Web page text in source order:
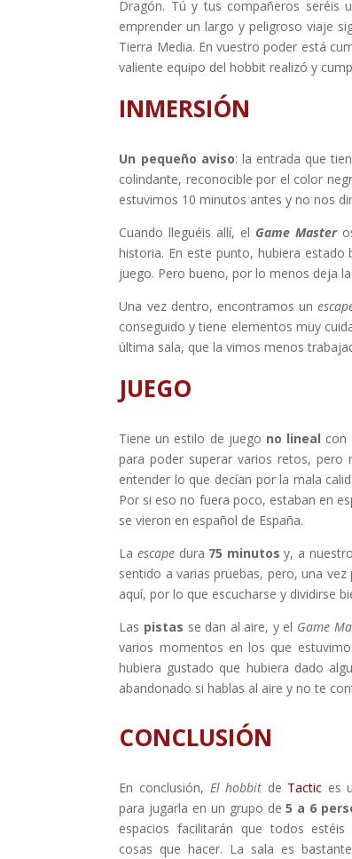
Dragón. Tú y tus compañeros seréis
emprender un largo y peligroso viaje
Tierra Media. En vuestro poder está
valiente equipo del hobbit realizó y
INMERSIÓN
Un pequeño aviso: la entrada que
colindante, reconocible por el color
estuvimos 10 minutos antes y no nos
Cuando lleguéis allí, el Game Master
historia. En este punto, hubiera
juego. Pero bueno, por lo menos deja
Una vez dentro, encontramos un
conseguido y tiene elementos muy
última sala, que la vimos menos
JUEGO
Tiene un estilo de juego no lineal con
para poder superar varios retos,
entender lo que decían por la mala
Por si eso no fuera poco, estaban en
se vieron en español de España.
La escape dura 75 minutos y, a
sentido a varias pruebas, pero, una
aquí, por lo que escucharse y dividirse
Las pistas se dan al aire, y el Game
varios momentos en los que
hubiera gustado que hubiera dado
abandonado si hablas al aire y no te
CONCLUSIÓN
En conclusión, El hobbit de Tactic es
para jugarla en un grupo de 5 a 6
espacios facilitarán que todos
cosas que hacer. La sala es